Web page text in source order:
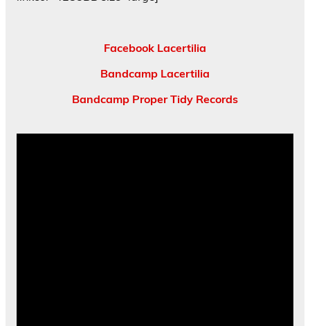
Facebook Lacertilia
Bandcamp Lacertilia
Bandcamp Proper Tidy Records